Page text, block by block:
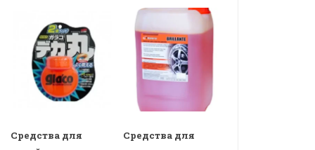
Средства для
Средства для